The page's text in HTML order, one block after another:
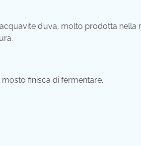
d’uva, molto prodotta nella
finisca di fermentare.